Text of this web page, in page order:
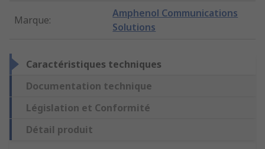
Marque:
Amphenol Communications
Solutions
Caractéristiques techniques
Documentation technique
Législation et Conformité
Détail produit